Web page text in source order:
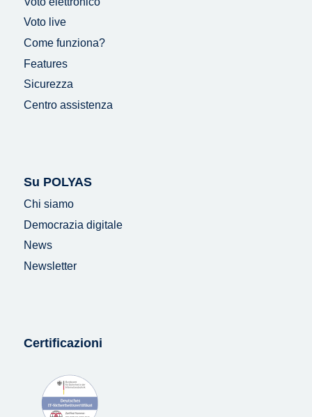
Voto live
Come funziona?
Features
Sicurezza
Centro assistenza
Su POLYAS
Chi siamo
Democrazia digitale
News
Newsletter
Certificazioni